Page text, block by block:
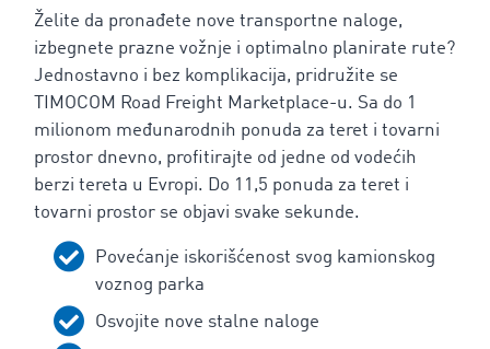
Želite da pronađete nove transportne naloge,
izbegnete prazne vožnje i optimalno planirate rute?
Jednostavno i bez komplikacija, pridružite se
TIMOCOM Road Freight Marketplace-u. Sa do 1
milionom međunarodnih ponuda za teret i tovarni
prostor dnevno, profitirajte od jedne od vodećih
berzi tereta u Evropi. Do 11,5 ponuda za teret i
tovarni prostor se objavi svake sekunde.
Povećanje iskorišćenost svog kamionskog
voznog parka
Osvojite nove stalne naloge